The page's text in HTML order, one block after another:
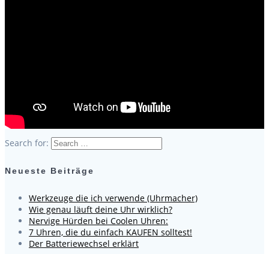
Search for:
Neueste Beiträge
Werkzeuge die ich verwende (Uhrmacher)
Wie genau läuft deine Uhr wirklich?
Nervige Hürden bei Coolen Uhren:
7 Uhren, die du einfach KAUFEN solltest!
Der Batteriewechsel erklärt